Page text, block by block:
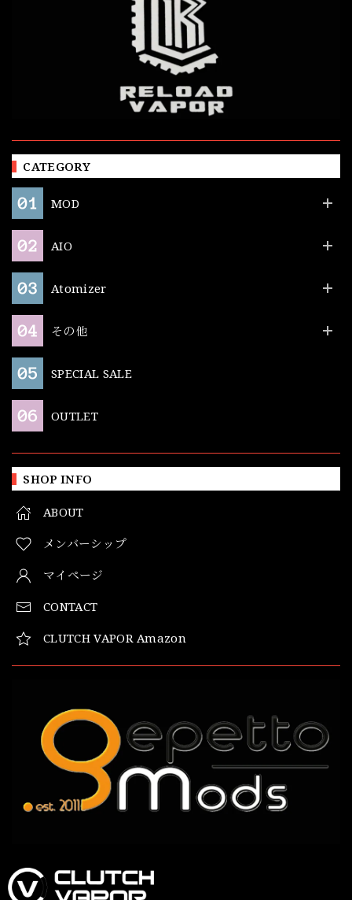
CATEGORY
MOD
AIO
Atomizer
その他
SPECIAL SALE
OUTLET
SHOP INFO
ABOUT
メンバーシップ
マイページ
CONTACT
CLUTCH VAPOR Amazon